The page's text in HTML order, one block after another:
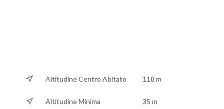
Altitudine Centro Abitato 118 m
Altitudine Minima 35 m